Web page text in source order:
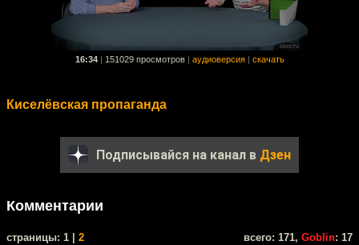
16:34 151029 просмотров аудиоверсия скачать
Киселёвская пропаганда
Подписывайся на канал в Дзен
Комментарии
cтраницы: 1 | 2 всего: 171, Goblin: 17